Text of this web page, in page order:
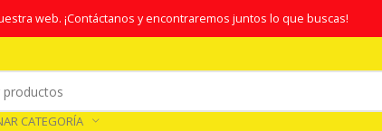
web. ¡Contáctanos y encontraremos juntos lo que buscas!
CATEGORÍA